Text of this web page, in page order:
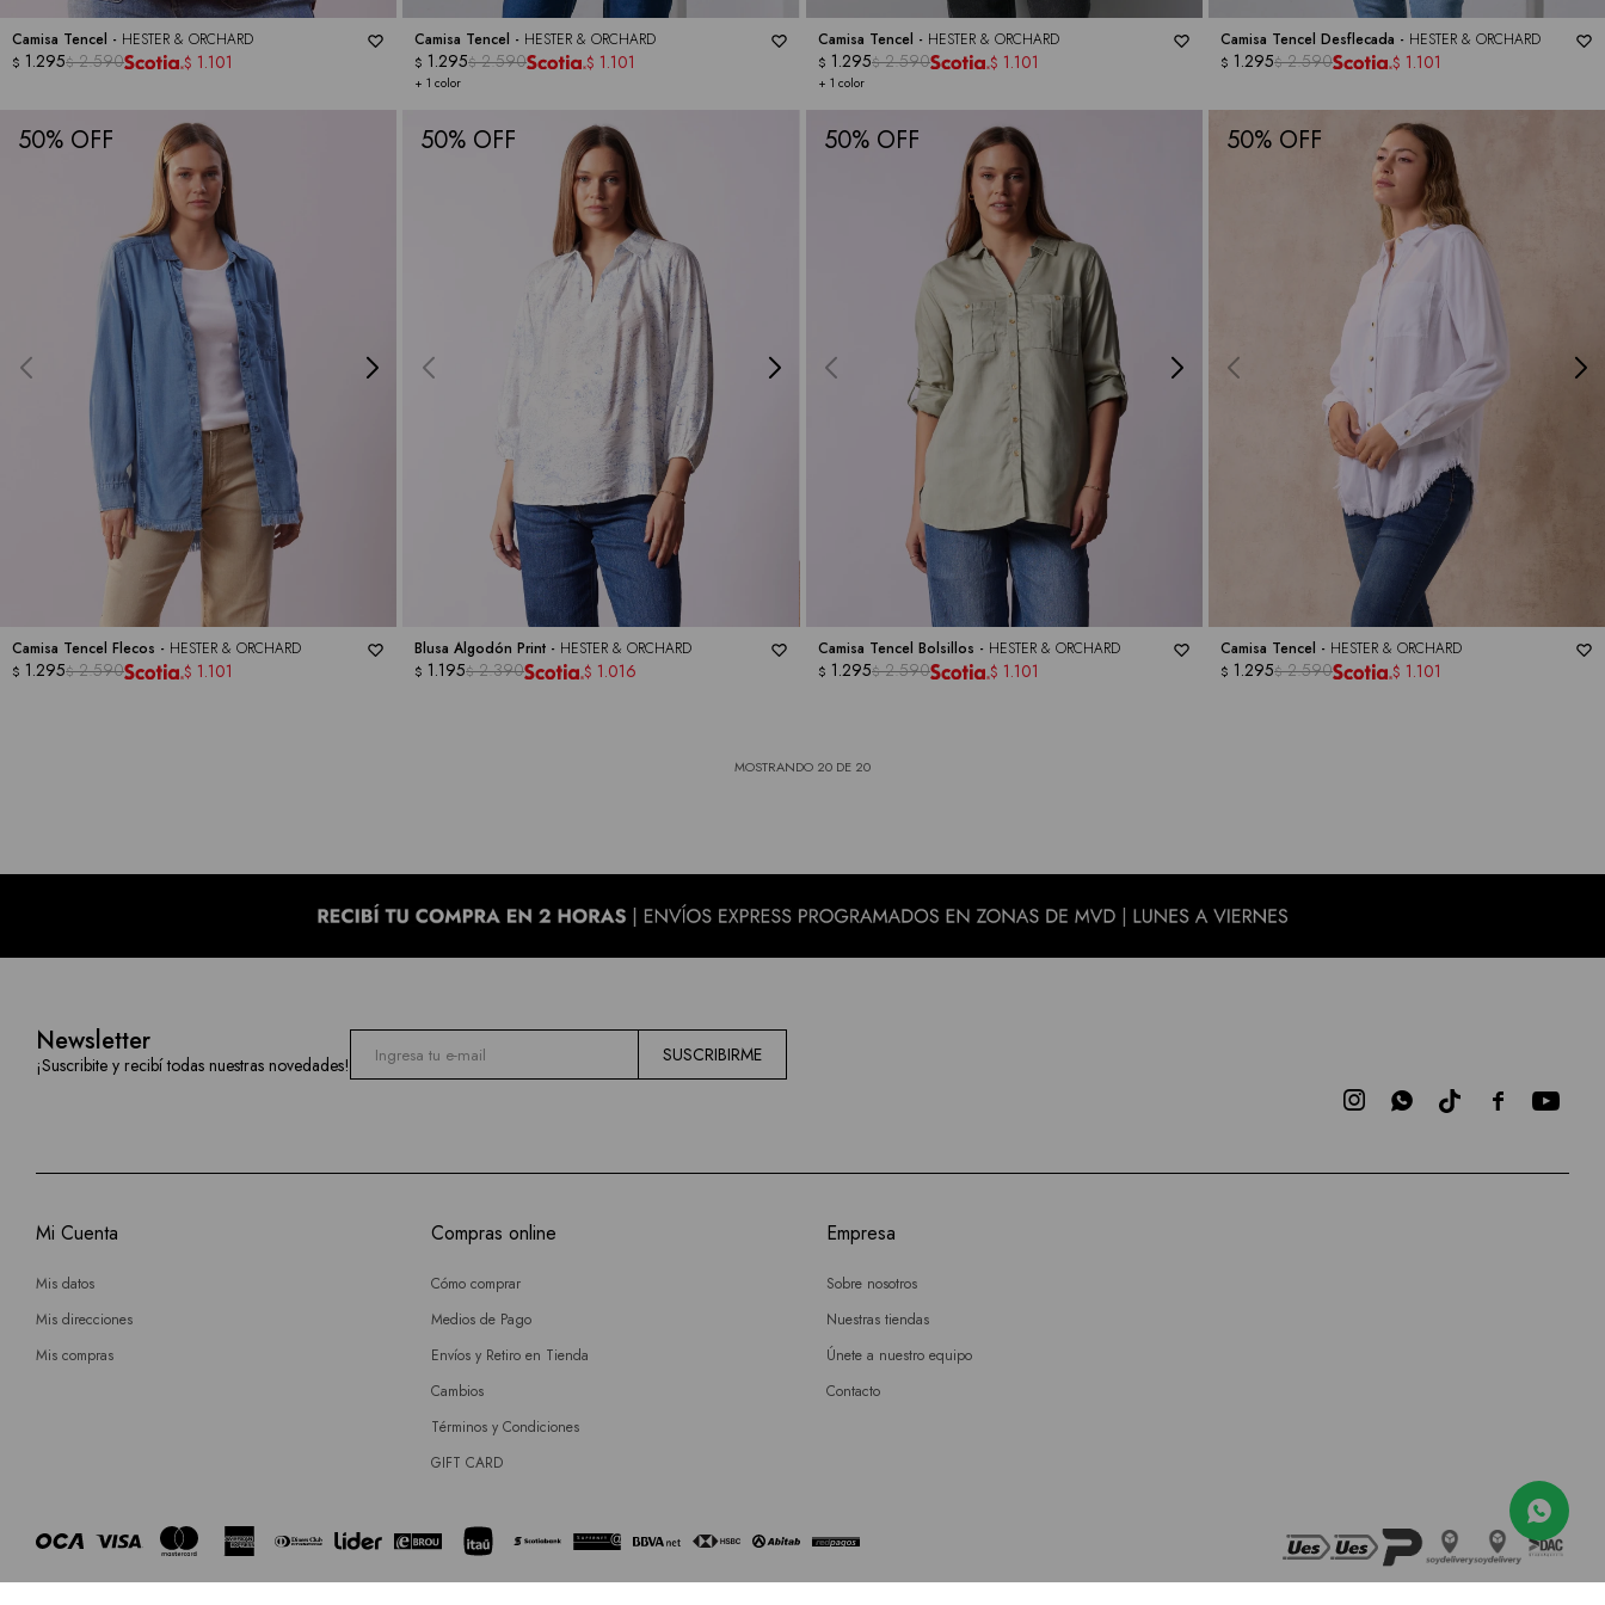
Camisa Tencel - HESTER & ORCHARD
$ 1.295$ 2.590 $ 1.101
Camisa Tencel - HESTER & ORCHARD
+ 1 color
$ 1.295$ 2.590 $ 1.101
Camisa Tencel - HESTER & ORCHARD
+ 1 color
$ 1.295$ 2.590 $ 1.101
Camisa Tencel Desflecada - HESTER & ORCHARD
$ 1.295$ 2.590 $ 1.101
50
Camisa Tencel Flecos - HESTER & ORCHARD
$ 1.295$ 2.590 $ 1.101
50
Blusa Algodón Print - HESTER & ORCHARD
$ 1.195$ 2.390 $ 1.016
50
Camisa Tencel Bolsillos - HESTER & ORCHARD
$ 1.295$ 2.590 $ 1.101
50
Camisa Tencel - HESTER & ORCHARD
$ 1.295$ 2.590 $ 1.101
MOSTRANDO 20 DE 20
Newsletter
¡Suscribite y recibí todas nuestras novedades! SUSCRIBIRME

 
Mi Cuenta
Mis datos
Mis direcciones
Mis compras
Compras online
Cómo comprar
Medios de Pago
Envíos y Retiro en Tienda
Cambios
Términos y Condiciones
GIFT CARD
Empresa
Sobre nosotros
Nuestras tiendas
Únete a nuestro equipo
Contacto